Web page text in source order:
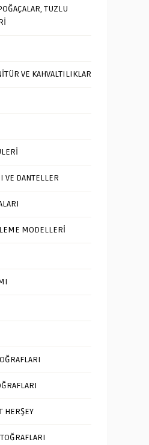
TUZLU
VE KAHVALTILIKLAR
VE DANTELLER
MODELLERİ
HERŞEY